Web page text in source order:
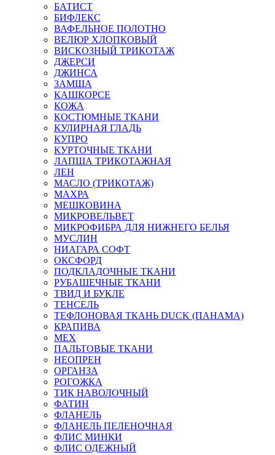
БАТИСТ
БИФЛЕКС
ВАФЕЛЬНОЕ ПОЛОТНО
ВЕЛЮР ХЛОПКОВЫЙ
ВИСКОЗНЫЙ ТРИКОТАЖ
ДЖЕРСИ
ДЖИНСА
ЗАМША
КАШКОРСЕ
КОЖА
КОСТЮМНЫЕ ТКАНИ
КУЛИРНАЯ ГЛАДЬ
КУПРО
КУРТОЧНЫЕ ТКАНИ
ЛАПША ТРИКОТАЖНАЯ
ЛЕН
МАСЛО (ТРИКОТАЖ)
МАХРА
МЕШКОВИНА
МИКРОВЕЛЬВЕТ
МИКРОФИБРА ДЛЯ НИЖНЕГО БЕЛЬЯ
МУСЛИН
НИАГАРА СОФТ
ОКСФОРД
ПОДКЛАДОЧНЫЕ ТКАНИ
РУБАШЕЧНЫЕ ТКАНИ
ТВИД И БУКЛЕ
ТЕНСЕЛЬ
ТЕФЛОНОВАЯ ТКАНЬ DUCK (ПАНАМА)
КРАПИВА
МЕХ
ПАЛЬТОВЫЕ ТКАНИ
НЕОПРЕН
ОРГАНЗА
РОГОЖКА
ТИК НАВОЛОЧНЫЙ
ФАТИН
ФЛАНЕЛЬ
ФЛАНЕЛЬ ПЕЛЕНОЧНАЯ
ФЛИС МИНКИ
ФЛИС ОДЕЖНЫЙ